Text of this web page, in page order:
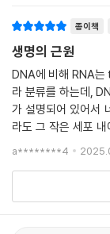
DNA의 조연이라 여
이제는 과학 혁명의
노벨상 수상자가 전
“생물학적 현상을 전
바늘을 내렸을 때
있는 것처럼, 리보솜
지 엘피판에 따라 결
종이책
생명의 근원
DNA에 비해 RNA는
라 분류를 하는데,
가 설명되어 있어서
라도 그 작은 세포
a********4